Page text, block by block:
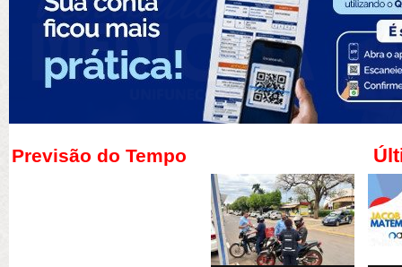
Previsão do Tempo